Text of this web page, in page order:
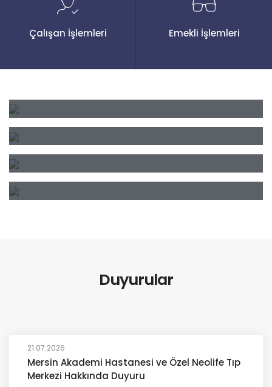
Çalışan İşlemleri Emekli İşlemleri
Sağlık Yardımları Sıkça
Sosyal Güvenlik Birimi
Emeklilik Koşulları
Duyurular
21.07.2026
Mersin Akademi Hastanesi ve Özel Neolife Tıp
Merkezi Hakkında Duyuru